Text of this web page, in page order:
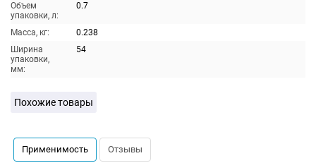
Объем
упаковки, л:
0.7
Масса, кг:
0.238
Ширина
упаковки,
мм:
54
Похожие товары
Применимость Отзывы